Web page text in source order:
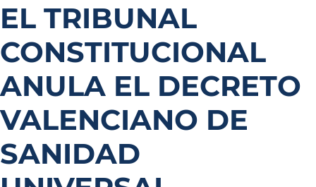
EL TRIBUNAL
CONSTITUCIONAL
ANULA EL DECRETO
VALENCIANO DE
SANIDAD